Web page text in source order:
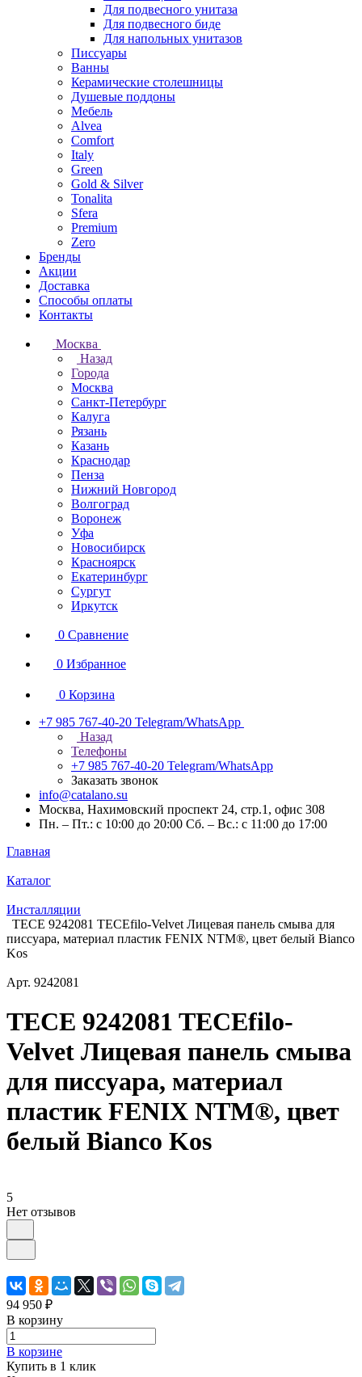
Для подвесного унитаза
Для подвесного биде
Для напольных унитазов
Писсуары
Ванны
Керамические столешницы
Душевые поддоны
Мебель
Alvea
Comfort
Italy
Green
Gold & Silver
Tonalita
Sfera
Premium
Zero
Бренды
Акции
Доставка
Способы оплаты
Контакты
Москва
Назад
Города
Москва
Санкт-Петербург
Калуга
Рязань
Казань
Краснодар
Пенза
Нижний Новгород
Волгоград
Воронеж
Уфа
Новосибирск
Красноярск
Екатеринбург
Сургут
Иркутск
0 Сравнение
0 Избранное
0 Корзина
+7 985 767-40-20 Telegram/WhatsApp
Назад
Телефоны
+7 985 767-40-20 Telegram/WhatsApp
Заказать звонок
info@catalano.su
Москва, Нахимовский проспект 24, стр.1, офис 308
Пн. – Пт.: с 10:00 до 20:00 Сб. – Вс.: с 11:00 до 17:00
Главная
Каталог
Инсталляции
TECE 9242081 TECEfilo-Velvet Лицевая панель смыва для
писсуара, материал пластик FENIX NTM®, цвет белый Bianco
Kos
Арт. 9242081
TECE 9242081 TECEfilo-
Velvet Лицевая панель смыва
для писсуара, материал
пластик FENIX NTM®, цвет
белый Bianco Kos
5
Нет отзывов
94 950 ₽
В корзину
В корзине
Купить в 1 клик